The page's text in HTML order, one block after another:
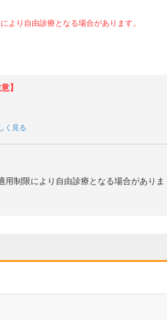
より自由診療となる場合があります。
】
く見る
制限により自由診療となる場合がありま